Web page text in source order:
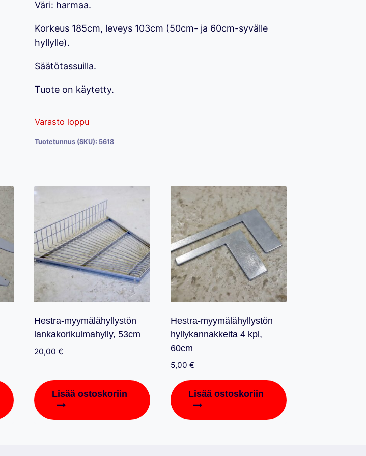
Väri: harmaa.
Korkeus 185cm, leveys 103cm (50cm- ja 60cm-syvälle
hyllylle).
Säätötassuilla.
Tuote on käytetty.
Varasto loppu
Tuotetunnus (SKU): 5618
Hestra-myymälähyllystön
lankakorikulmahylly, 53cm
20,00 €
Lisää ostoskoriin
Hestra-myymälähyllystön
hyllykannakkeita 4 kpl,
60cm
5,00 €
Lisää ostoskoriin